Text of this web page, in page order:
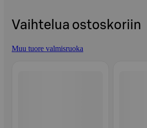
Vaihtelua ostoskoriin
Muu tuore valmisruoka